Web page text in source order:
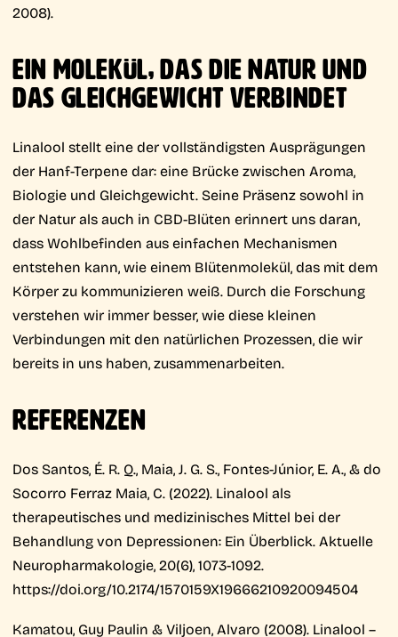
2008).
EIN MOLEKÜL, DAS DIE NATUR UND
DAS GLEICHGEWICHT VERBINDET
Linalool stellt eine der vollständigsten Ausprägungen
der Hanf-Terpene dar: eine Brücke zwischen Aroma,
Biologie und Gleichgewicht. Seine Präsenz sowohl in
der Natur als auch in CBD-Blüten erinnert uns daran,
dass Wohlbefinden aus einfachen Mechanismen
entstehen kann, wie einem Blütenmolekül, das mit dem
Körper zu kommunizieren weiß. Durch die Forschung
verstehen wir immer besser, wie diese kleinen
Verbindungen mit den natürlichen Prozessen, die wir
bereits in uns haben, zusammenarbeiten.
REFERENZEN
Dos Santos, É. R. Q., Maia, J. G. S., Fontes-Júnior, E. A., & do
Socorro Ferraz Maia, C. (2022). Linalool als
therapeutisches und medizinisches Mittel bei der
Behandlung von Depressionen: Ein Überblick. Aktuelle
Neuropharmakologie, 20(6), 1073-1092.
https://doi.org/10.2174/1570159X19666210920094504
Kamatou, Guy Paulin & Viljoen, Alvaro (2008). Linalool –